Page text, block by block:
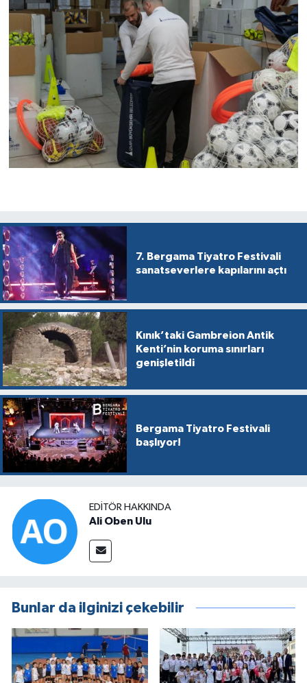
7. Bergama Tiyatro Festivali
sanatseverlere kapılarını açtı
Kınık’taki Gambreion Antik
Kenti’nin koruma sınırları
genişletildi
Bergama Tiyatro Festivali
başlıyor!
EDITÖR HAKKINDA
Ali Oben Ulu
Bunlar da ilginizi çekebilir